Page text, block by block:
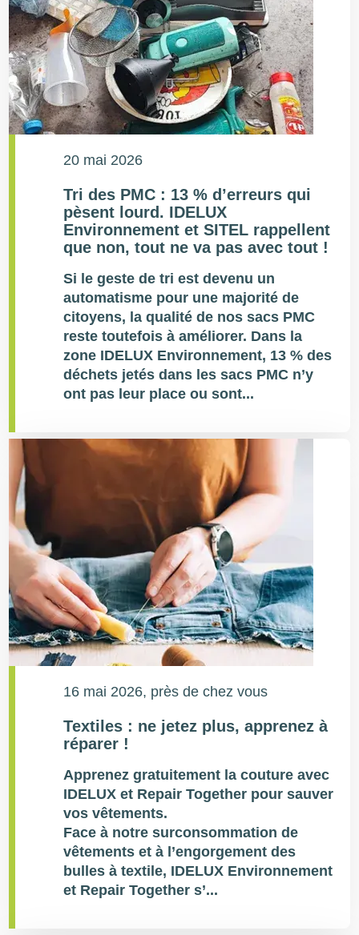
20 mai 2026
Tri des PMC : 13 % d’erreurs qui
pèsent lourd. IDELUX
Environnement et SITEL rappellent
que non, tout ne va pas avec tout !
Si le geste de tri est devenu un
automatisme pour une majorité de
citoyens, la qualité de nos sacs PMC
reste toutefois à améliorer. Dans la
zone IDELUX Environnement, 13 % des
déchets jetés dans les sacs PMC n’y
ont pas leur place ou sont...
16 mai 2026, près de chez vous
Textiles : ne jetez plus, apprenez à
réparer !
Apprenez gratuitement la couture avec
IDELUX et Repair Together pour sauver
vos vêtements.
Face à notre surconsommation de
vêtements et à l’engorgement des
bulles à textile, IDELUX Environnement
et Repair Together s’...